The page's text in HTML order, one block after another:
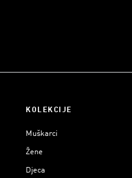
KOLEKCIJE
Muškarci
Žene
Djeca